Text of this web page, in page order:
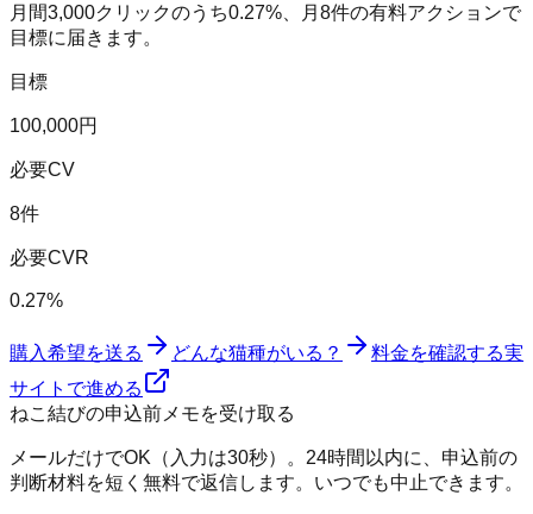
月間3,000クリックのうち0.27%、月 8件の有料アクションで
目標に届きます。
目標
100,000円
必要CV
8件
必要CVR
0.27%
購入希望を送る どんな猫種がいる？ 料金を確認する実
サイトで進める
ねこ結びの申込前メモを受け取る
メールだけでOK（入力は30秒）。24時間以内に、申込前の
判断材料を短く無料で返信します。いつでも中止できます。